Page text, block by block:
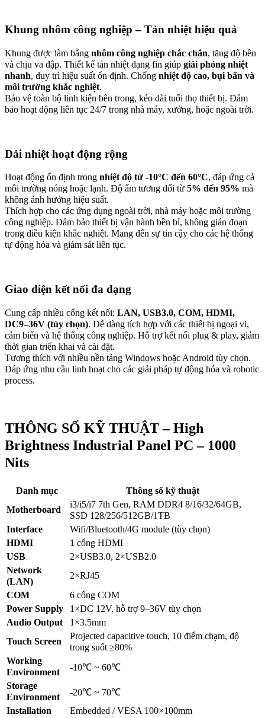
Khung nhôm công nghiệp – Tản nhiệt hiệu quả
Khung được làm bằng nhôm công nghiệp chắc chắn, tăng độ bền
và chịu va đập. Thiết kế tản nhiệt dạng fin giúp giải phóng nhiệt
nhanh, duy trì hiệu suất ổn định. Chống nhiệt độ cao, bụi bẩn và
môi trường khắc nghiệt.
Bảo vệ toàn bộ linh kiện bên trong, kéo dài tuổi thọ thiết bị. Đảm
bảo hoạt động liên tục 24/7 trong nhà máy, xưởng, hoặc ngoài trời.
Dải nhiệt hoạt động rộng
Hoạt động ổn định trong nhiệt độ từ -10°C đến 60°C, đáp ứng cả
môi trường nóng hoặc lạnh. Độ ẩm tương đối từ 5% đến 95% mà
không ảnh hưởng hiệu suất.
Thích hợp cho các ứng dụng ngoài trời, nhà máy hoặc môi trường
công nghiệp. Đảm bảo thiết bị vận hành bền bỉ, không gián đoạn
trong điều kiện khắc nghiệt. Mang đến sự tin cậy cho các hệ thống
tự động hóa và giám sát liên tục.
Giao diện kết nối đa dạng
Cung cấp nhiều cổng kết nối: LAN, USB3.0, COM, HDMI,
DC9–36V (tùy chọn). Dễ dàng tích hợp với các thiết bị ngoại vi,
cảm biến và hệ thống công nghiệp. Hỗ trợ kết nối plug & play, giảm
thời gian triển khai và cài đặt.
Tương thích với nhiều nền tảng Windows hoặc Android tùy chọn.
Đáp ứng nhu cầu linh hoạt cho các giải pháp tự động hóa và robotic
process.
THÔNG SỐ KỸ THUẬT – High
Brightness Industrial Panel PC – 1000
Nits
Danh mục
Thông số kỹ thuật
Motherboard
i3/i5/i7 7th Gen, RAM DDR4 8/16/32/64GB,
SSD 128/256/512GB/1TB
Interface
Wifi/Bluetooth/4G module (tùy chọn)
HDMI
1 cổng HDMI
USB
2×USB3.0, 2×USB2.0
Network
(LAN)
2×RJ45
COM
6 cổng COM
Power Supply
1×DC 12V, hỗ trợ 9–36V tùy chọn
Audio Output
1×3.5mm
Touch Screen
Projected capacitive touch, 10 điểm chạm, độ
trong suốt ≥80%
Working
Environment
-10℃ ~ 60℃
Storage
Environment
-20℃ ~ 70℃
Installation
Embedded / VESA 100×100mm